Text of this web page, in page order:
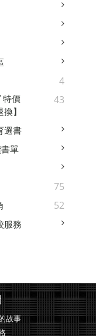
4
特價
】
43
選書
單
75
52
服務
故事